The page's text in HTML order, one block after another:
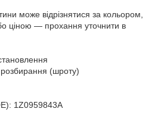
може відрізнятися за кольором,
ціною — прохання уточнити в
(шроту)
1Z0959843А